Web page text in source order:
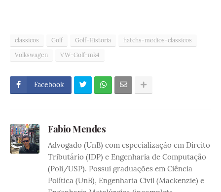
classicos Golf Golf-Historia
hatchs-medios-classicos
Volkswagen
VW-Golf-mk4
Facebook
Fabio Mendes
Advogado (UnB) com especialização em Direito
Tributário (IDP) e Engenharia de Computação
(Poli/USP). Possui graduações em Ciência
Política (UnB), Engenharia Civil (Mackenzie) e